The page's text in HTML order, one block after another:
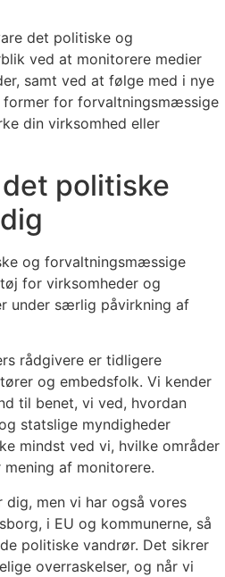
det politiske og
ved at monitorere medier
samt ved at følge med i nye
former for forvaltningsmæssige
din virksomhed eller
politiske
og forvaltningsmæssige
for virksomheder og
under særlig påvirkning af
rådgivere er tidligere
og embedsfolk. Vi kender
til benet, vi ved, hvordan
statslige myndigheder
mindst ved vi, hvilke områder
af monitorere.
men vi har også vores
i EU og kommunerne, så
politiske vandrør. Det sikrer
overraskelser, og når vi